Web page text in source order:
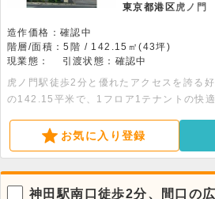
東京都港区虎ノ門
造作価格：確認中
階層/面積：5階 / 142.15㎡(43坪)
現業態：
引渡状態：確認中
虎ノ門駅徒歩2分と優れたアクセスを誇る
の142.15平米で、1フロア1テナントの快
お気に入り登録
神田駅南口徒歩2分、間口の